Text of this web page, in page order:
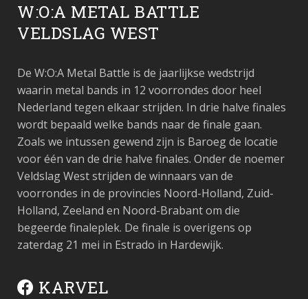
W:O:A METAL BATTLE
VELDSLAG WEST
De W:O:A Metal Battle is de jaarlijkse wedstrijd
waarin metal bands in 12 voorrondes door heel
Nederland tegen elkaar strijden. In drie halve finales
wordt bepaald welke bands naar de finale gaan.
Zoals we intussen gewend zijn is Baroeg de locatie
voor één van de drie halve finales. Onder de noemer
Veldslag West strijden de winnaars van de
voorrondes in de provincies Noord-Holland, Zuid-
Holland, Zeeland en Noord-Brabant om die
begeerde finaleplek. De finale is overigens op
zaterdag 21 mei in Estrado in Hardewijk.
KARVEL